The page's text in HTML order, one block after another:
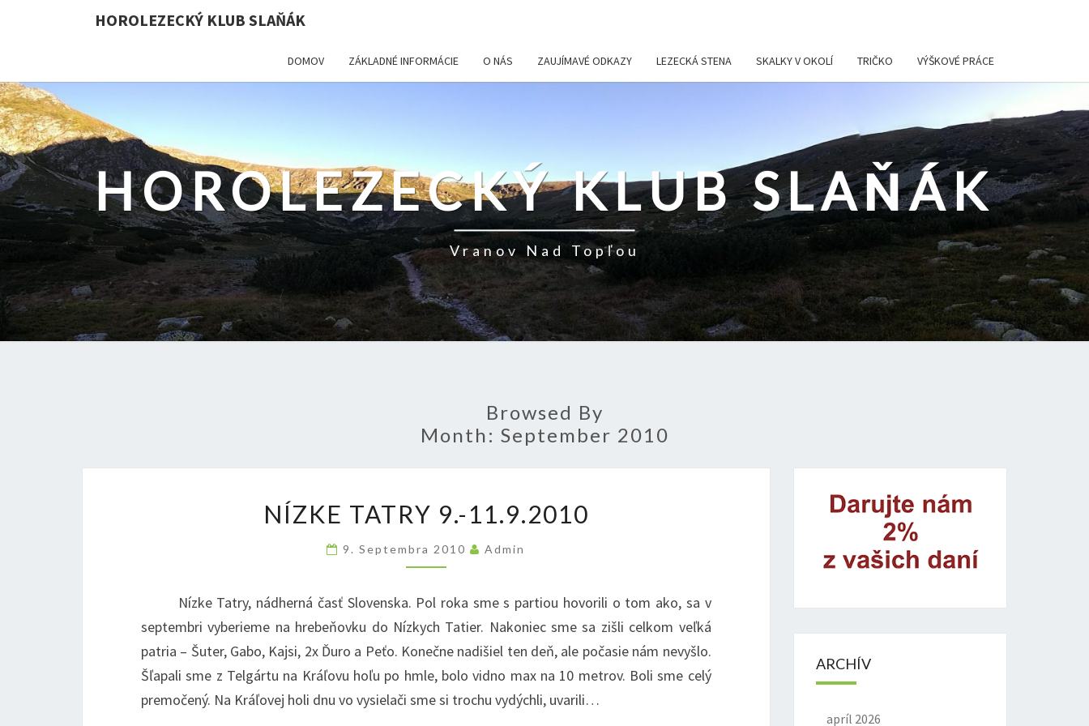
HOROLEZECKÝ KLUB SLAŇÁK
DOMOV ZÁKLADNÉ INFORMÁCIE O NÁS ZAUJÍMAVÉ ODKAZY LEZECKÁ STENA SKALKY V OKOLÍ TRIČKO VÝŠKOVÉ PRÁCE
HOROLEZECKÝ KLUB SLAŇÁK
Vranov Nad Topľou
Browsed By
Month: September 2010
TATRY
9.-11.9.2010
NÍZKE TATRY 9.-11.9.2010
9. Septembra 2010 Admin
Nízke Tatry, nádherná časť Slovenska. Pol roka sme s partiou hovorili o tom ako, sa v
septembri vyberieme na hrebeňovku do Nízkych Tatier. Nakoniec sme sa zišli celkom veľká
patria – Šuter, Gabo, Kajsi, 2x Ďuro a Peťo. Konečne nadišiel ten deň, ale počasie nám nevyšlo.
Šľapali sme z Telgártu na Kráľovu hoľu po hmle, bolo vidno max na 10 metrov. Boli sme celý
premočený. Na Kráľovej holi dnu vo vysielači sme si trochu vydýchli, uvarili…
ARCHÍV
apríl 2026